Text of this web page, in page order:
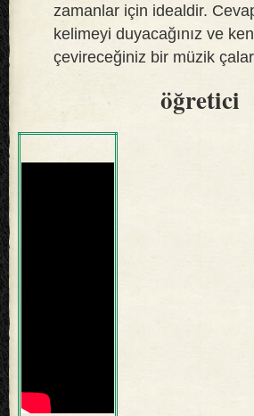
zamanlar için idealdir.
kelimeyi duyacağınız ve
çevireceğiniz bir müzik
öğretici